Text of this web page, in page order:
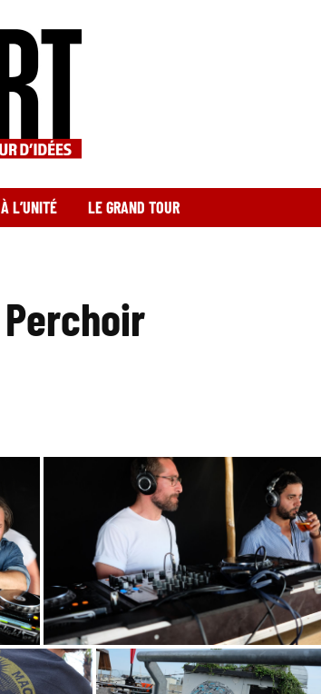
L’UNITÉ LE GRAND TOUR